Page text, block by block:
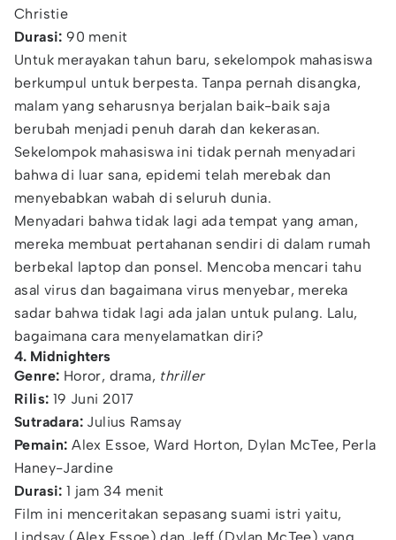
Christie
Durasi: 90 menit
Untuk merayakan tahun baru, sekelompok mahasiswa
berkumpul untuk berpesta. Tanpa pernah disangka,
malam yang seharusnya berjalan baik-baik saja
berubah menjadi penuh darah dan kekerasan.
Sekelompok mahasiswa ini tidak pernah menyadari
bahwa di luar sana, epidemi telah merebak dan
menyebabkan wabah di seluruh dunia.
Menyadari bahwa tidak lagi ada tempat yang aman,
mereka membuat pertahanan sendiri di dalam rumah
berbekal laptop dan ponsel. Mencoba mencari tahu
asal virus dan bagaimana virus menyebar, mereka
sadar bahwa tidak lagi ada jalan untuk pulang. Lalu,
bagaimana cara menyelamatkan diri?
4. Midnighters
Genre: Horor, drama, thriller
Rilis: 19 Juni 2017
Sutradara: Julius Ramsay
Pemain: Alex Essoe, Ward Horton, Dylan McTee, Perla
Haney-Jardine
Durasi: 1 jam 34 menit
Film ini menceritakan sepasang suami istri yaitu,